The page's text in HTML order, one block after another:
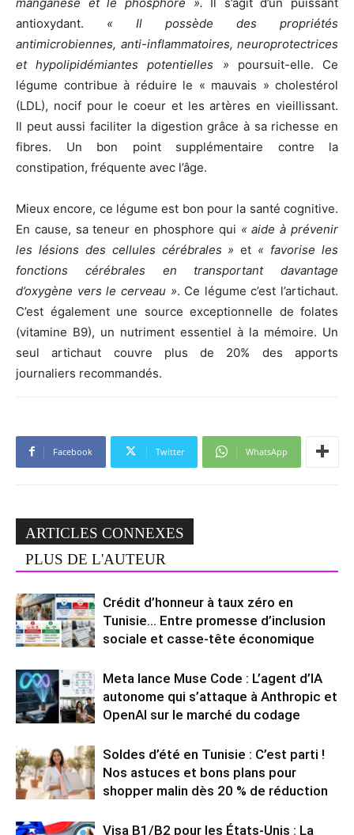
antioxydant. « Il possède des propriétés
antimicrobiennes, anti-inflammatoires, neuroprotectrices
et hypolipidémiantes potentielles » poursuit-elle. Ce
légume contribue à réduire le « mauvais » cholestérol
(LDL), nocif pour le coeur et les artères en vieillissant.
Il peut aussi faciliter la digestion grâce à sa richesse en
fibres. Un bon point supplémentaire contre la
constipation, fréquente avec l’âge.
Mieux encore, ce légume est bon pour la santé cognitive.
En cause, sa teneur en phosphore qui « aide à prévenir
les lésions des cellules cérébrales » et « favorise les
fonctions cérébrales en transportant davantage
d’oxygène vers le cerveau ». Ce légume c’est l’artichaut.
C’est également une source exceptionnelle de folates
(vitamine B9), un nutriment essentiel à la mémoire. Un
seul artichaut couvre plus de 20% des apports
journaliers recommandés.
Facebook Twitter WhatsApp
ARTICLES CONNEXES
PLUS DE L'AUTEUR
Crédit d’honneur à taux zéro en
Tunisie… Entre promesse d’inclusion
sociale et casse-tête économique
Meta lance Muse Code : L’agent d’IA
autonome qui s’attaque à Anthropic et
OpenAI sur le marché du codage
Soldes d’été en Tunisie : C’est parti !
Nos astuces et bons plans pour
shopper malin dès 20 % de réduction
Visa B1/B2 pour les États-Unis : La